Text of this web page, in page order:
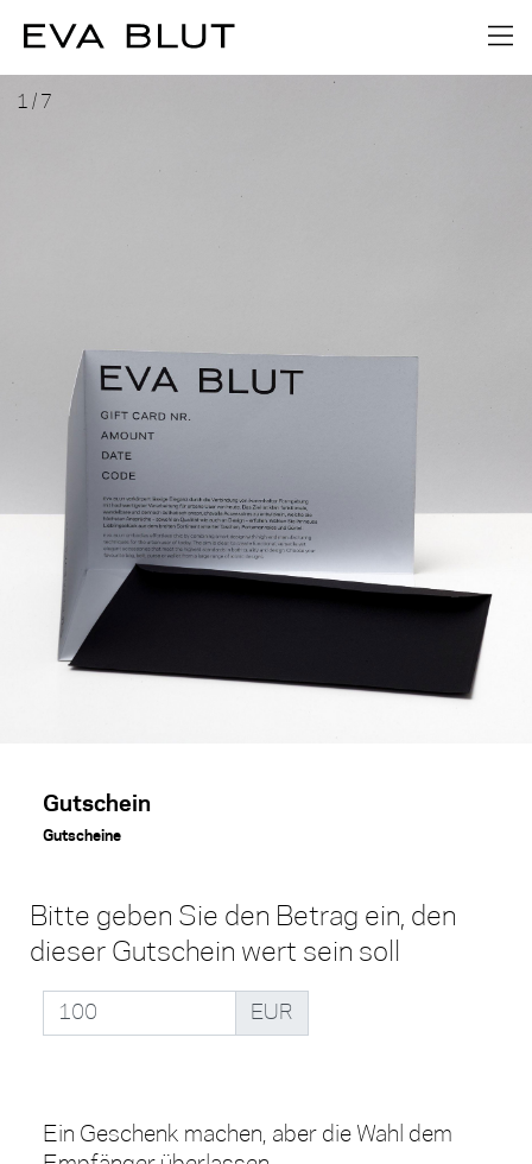
1 / 7
Gutschein
Gutscheine
Bitte geben Sie den Betrag ein, den
dieser Gutschein wert sein soll
EUR
Ein Geschenk machen, aber die Wahl dem